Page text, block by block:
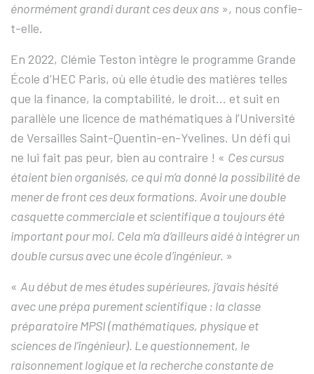
énormément grandi durant ces deux ans », nous confie-
t-elle.
En 2022, Clémie Teston intègre le programme Grande
École d’HEC Paris, où elle étudie des matières telles
que la finance, la comptabilité, le droit… et suit en
parallèle une licence de mathématiques à l’Université
de Versailles Saint-Quentin-en-Yvelines. Un défi qui
ne lui fait pas peur, bien au contraire ! « Ces cursus
étaient bien organisés, ce qui m’a donné la possibilité de
mener de front ces deux formations. Avoir une double
casquette commerciale et scientifique a toujours été
important pour moi. Cela m’a d’ailleurs aidé à intégrer un
double cursus avec une école d’ingénieur. »
« Au début de mes études supérieures, j’avais hésité
avec une prépa purement scientifique : la classe
préparatoire MPSI (mathématiques, physique et
sciences de l’ingénieur). Le questionnement, le
raisonnement logique et la recherche constante de